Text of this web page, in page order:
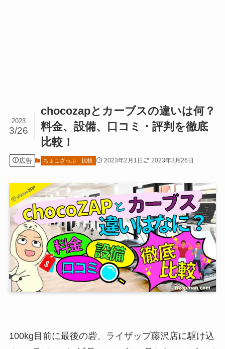
chocozapとカーブスの違いは何？
料金、設備、口コミ・評判を徹底
比較！
2023
3/26
広告 ちょこざっぷ 比較 2023年2月1日 2023年3月26日
100kg目前に最後の砦、ライザップ藤沢店に駆け込